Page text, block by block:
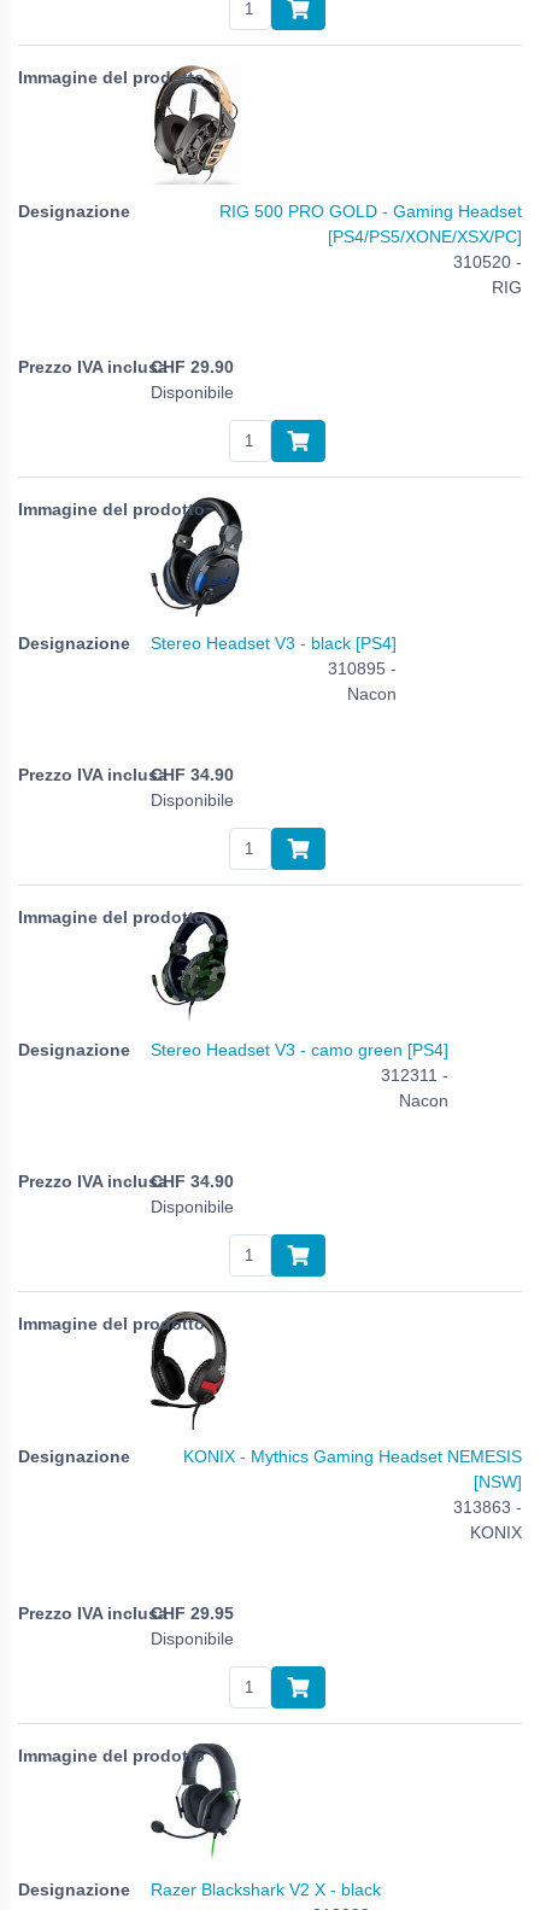
RIG 500 PRO GOLD - Gaming Headset
[PS4/PS5/XONE/XSX/PC]
310520 -
RIG
CHF 29.90
Disponibile
Stereo Headset V3 - black [PS4]
310895 -
Nacon
CHF 34.90
Disponibile
Stereo Headset V3 - camo green [PS4]
312311 -
Nacon
CHF 34.90
Disponibile
KONIX - Mythics Gaming Headset NEMESIS
[NSW]
313863 -
KONIX
CHF 29.95
Disponibile
Razer Blackshark V2 X - black